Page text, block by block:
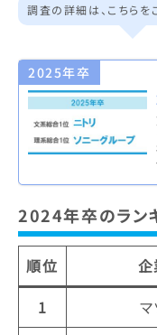
調査の詳細は、こちらを
2025年卒
2024年卒のラン
順位 企
1